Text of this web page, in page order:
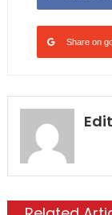
Share on